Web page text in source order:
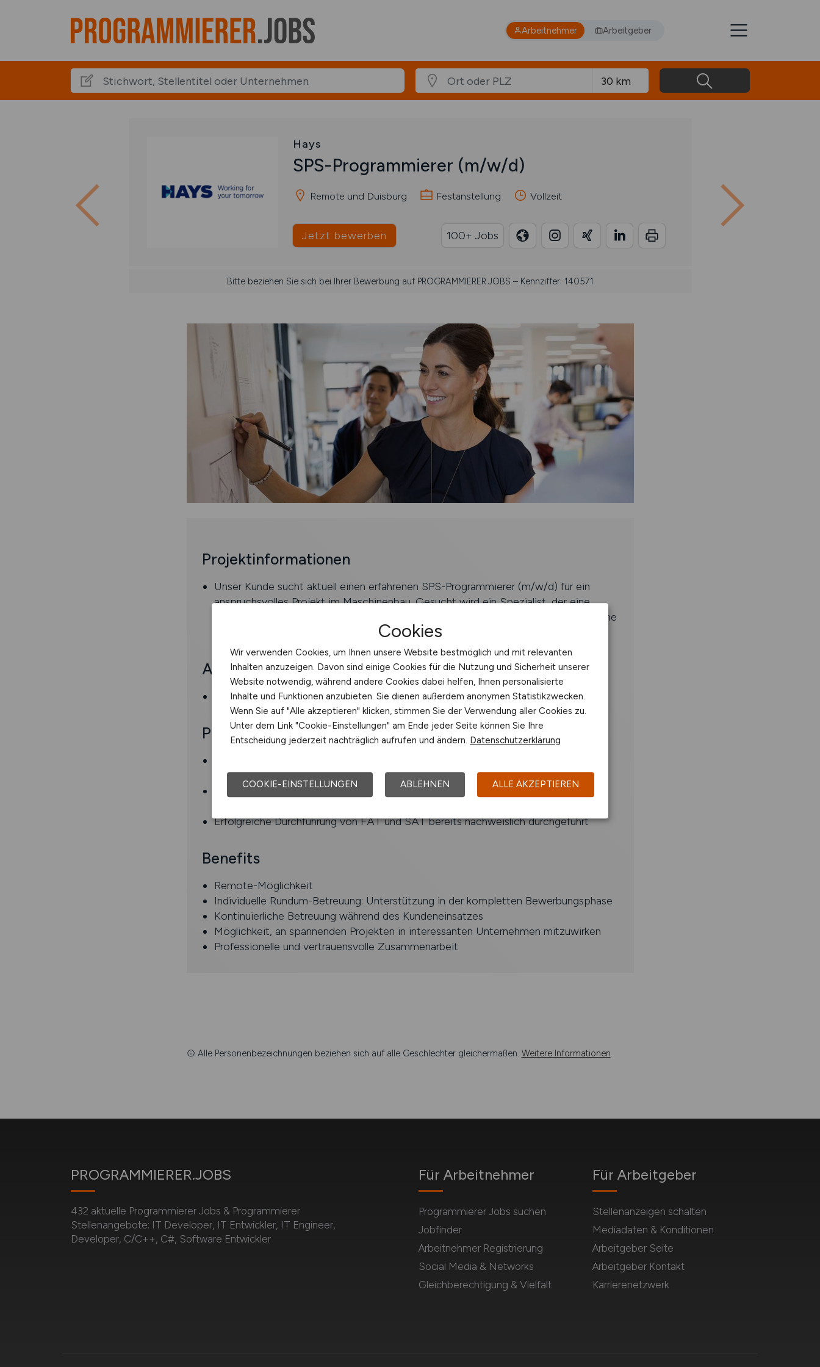
Arbeitnehmer Arbeitgeber
Hays
SPS-Programmierer (m/w/d)
Remote und Duisburg Festanstellung Vollzeit
Jetzt bewerben 100+ Jobs
Bitte beziehen Sie sich bei Ihrer Bewerbung auf PROGRAMMIERER.JOBS – Kennziffer: 140571
Projektinformationen
Unser Kunde sucht aktuell einen erfahrenen SPS-Programmierer (m/w/d) für ein
anspruchsvolles Projekt im Maschinenbau. Gesucht wird ein Spezialist, der eine
komplette Neuprogrammierung übernimmt und die Maschine bis zur Inbetriebnahme
Aufgaben
Neuprogrammierung einer Maschine im Bereich Maschinenbau
Profil
Portal)) , Safety, HMI)
Kenntnisse in Motion-Control-Regelung für Hub, Schließen und Wippwerk
Erfolgreiche Durchführung von FAT und SAT bereits nachweislich durchgeführt
Benefits
Remote-Möglichkeit
Individuelle Rundum-Betreuung: Unterstützung in der kompletten Bewerbungsphase
Kontinuierliche Betreuung während des Kundeneinsatzes
Möglichkeit, an spannenden Projekten in interessanten Unternehmen mitzuwirken
Professionelle und vertrauensvolle Zusammenarbeit
Alle Personenbezeichnungen beziehen sich auf alle Geschlechter gleichermaßen. Weitere Informationen.
PROGRAMMIERER.JOBS
432 aktuelle Programmierer Jobs & Programmierer
Stellenangebote: IT Developer, IT Entwickler, IT Engineer,
Developer, C/C++, C#, Software Entwickler
Für Arbeitnehmer
Programmierer Jobs suchen
Jobfinder
Arbeitnehmer Registrierung
Social Media & Networks
Gleichberechtigung & Vielfalt
Für Arbeitgeber
Stellenanzeigen schalten
Mediadaten & Konditionen
Arbeitgeber Seite
Arbeitgeber Kontakt
Karrierenetzwerk
Cookies
Wir verwenden Cookies, um Ihnen unsere Website bestmöglich und mit relevanten
Inhalten anzuzeigen. Davon sind einige Cookies für die Nutzung und Sicherheit unserer
Website notwendig, während andere Cookies dabei helfen, Ihnen personalisierte
Inhalte und Funktionen anzubieten. Sie dienen außerdem anonymen Statistikzwecken.
Wenn Sie auf "Alle akzeptieren" klicken, stimmen Sie der Verwendung aller Cookies zu.
Unter dem Link "Cookie-Einstellungen" am Ende jeder Seite können Sie Ihre
Entscheidung jederzeit nachträglich aufrufen und ändern. Datenschutzerklärung
COOKIE-EINSTELLUNGEN ABLEHNEN ALLE AKZEPTIEREN